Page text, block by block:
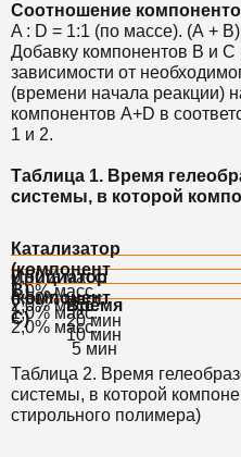
Соотношение
A : D = 1:1 (по массе). (А +
Добавку компонентов В и С
зависимости от
(времени начала реакции)
компонентов А+D в
1 и 2.
Таблица 1. Время
системы, в которой
Катализатор
(компонент
B)
Инициатор
(компонент
С)
Время
0,50% масс.
0,50% масс.
20 мин
1,0% масс.
1,0% масс.
10 мин
2,0% масс.
2,0% масс.
5 мин
Таблица 2. Время
системы, в которой
стирольного полимера)